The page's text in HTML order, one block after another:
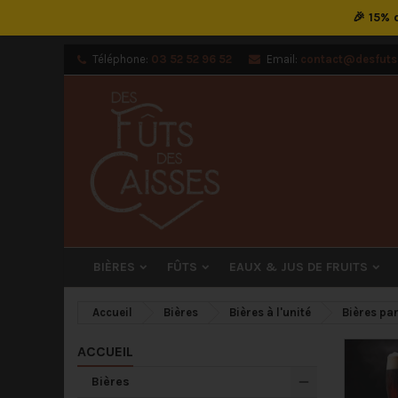
🎉 15%
Téléphone: 03 52 52 96 52 Email:
BIÈRES FÛTS EAUX & JUS DE FRUITS
Accueil Bières Bières à l'unité Bières
ACCUEIL
Bières